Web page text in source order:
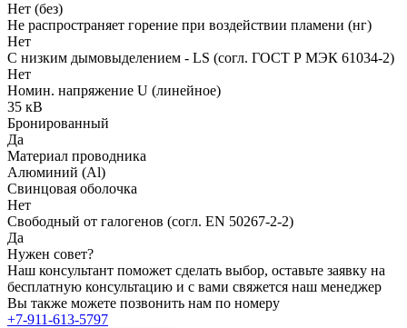
Нет (без)
Не распространяет горение при воздействии пламени (нг)
Нет
С низким дымовыделением - LS (согл. ГОСТ Р МЭК 61034-2)
Нет
Номин. напряжение U (линейное)
35 кВ
Бронированный
Да
Материал проводника
Алюминий (Al)
Свинцовая оболочка
Нет
Свободный от галогенов (согл. EN 50267-2-2)
Да
Нужен совет?
Наш консультант поможет сделать выбор, оставьте заявку на
бесплатную консультацию и с вами свяжется наш менеджер
Вы также можете позвонить нам по номеру
+7-911-613-5797